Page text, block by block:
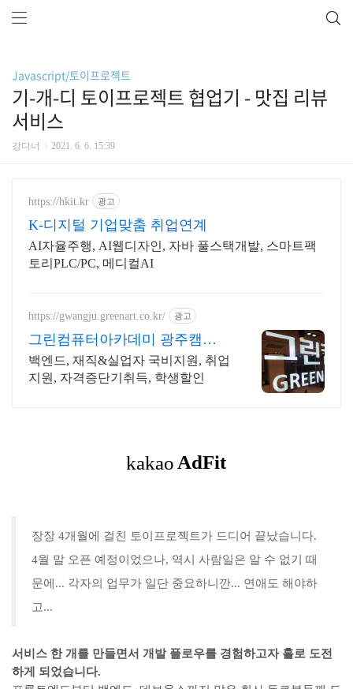
Javascript/토이프로젝트
기-개-디 토이프로젝트 협업기 - 맛집 리뷰
서비스
강디너 2021. 6. 6. 15:39
https://hkit.kr 광고
K-디지털 기업맞춤 취업연계
AI자율주행, AI웹디자인, 자바 풀스택개발, 스마트팩
토리PLC/PC, 메디컬AI
https://gwangju.greenart.co.kr/ 광고
그린컴퓨터아카데미 광주캠퍼
스 스페셜 이벤트! 2+1
백엔드, 재직&실업자 국비지원, 취업
지원, 자격증단기취득, 학생할인
장장 4개월에 걸친 토이프로젝트가 드디어 끝났습니다.
4월 말 오픈 예정이었으나, 역시 사람일은 알 수 없기 때
문에... 각자의 업무가 일단 중요하니깐... 연애도 해야하
고...
서비스 한 개를 만들면서 개발 플로우를 경험하고자 홀로 도전
하게 되었습니다.